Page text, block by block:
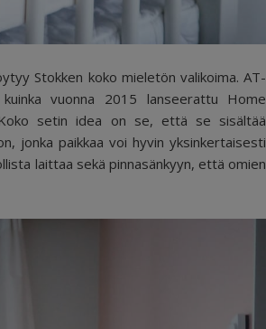
Stokken koko mieletön valikoima. AT-
vuonna 2015 lanseerattu Home
setin idea on se, että se sisältää
jonka paikkaa voi hyvin yksinkertaisesti
laittaa sekä pinnasänkyyn, että omien